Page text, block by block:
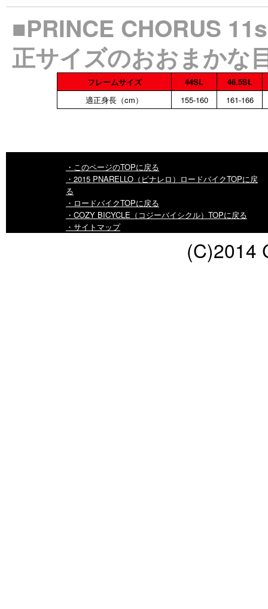
■PRINCE CHORUS
正サイズのおおまかな
フレームサイズ 44SL
46.5SL
適正身長（cm）
155-160 161-166
・このページのTOPに戻る
・2015 PNARELLO（ピナレロ）ロードバイクTOPに戻
る
・ロードバイクTOPに戻る
・COZY BICYCLE（コジーバイシクル）TOPに戻る
・サイトマップ
(C)2014